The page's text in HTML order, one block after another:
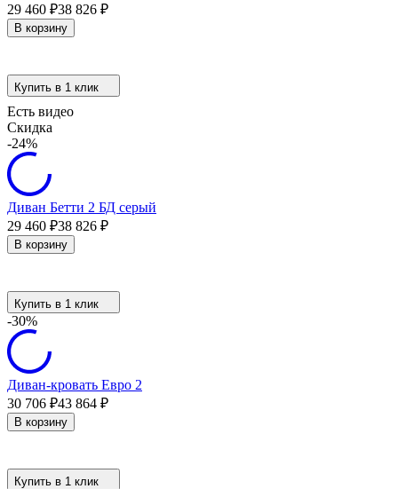
29 460 ₽38 826 ₽
В корзину
Купить в 1 клик
Есть видео
Скидка
-24%
Диван Бетти 2 БД серый
29 460 ₽38 826 ₽
В корзину
Купить в 1 клик
-30%
Диван-кровать Евро 2
30 706 ₽43 864 ₽
В корзину
Купить в 1 клик